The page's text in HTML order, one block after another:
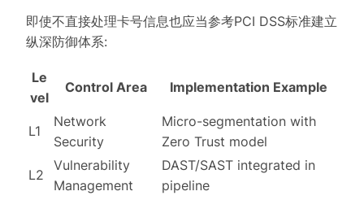
即使不直接处理卡号信息也应当参考PCI DSS标准建立
纵深防御体系:
Le
vel
Control Area Implementation Example
L1
Network
Security
Micro-segmentation with
Zero Trust model
L2
Vulnerability
Management
DAST/SAST integrated in
pipeline